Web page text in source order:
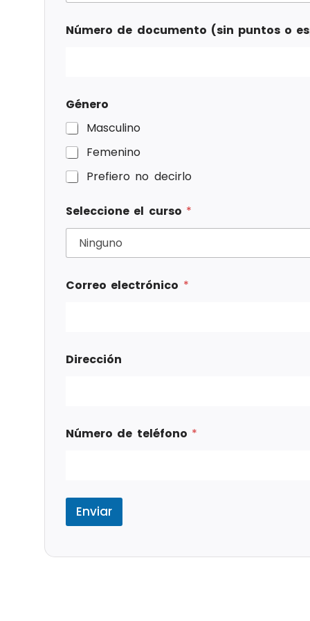
Número de documento (sin puntos o
Género
Masculino
Femenino
Prefiero no decirlo
Seleccione el curso *
Correo electrónico *
Dirección
Número de teléfono *
Enviar